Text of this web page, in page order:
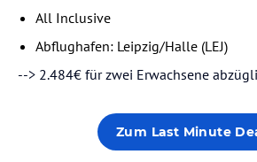
All Inclusive
Abflughafen: Leipzig/Halle (LEJ)
--> 2.484€ für zwei Erwachsene
Zum Last Minute